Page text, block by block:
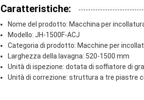
Caratteristiche:
Nome del prodotto: Macchina per
Modello: JH-1500F-ACJ
Categoria di prodotto: Macchine per
Larghezza della lavagna: 520-1500 mm
Unità di ispezione: dotata di soffiatore di
Unità di correzione: struttura a tre piastre